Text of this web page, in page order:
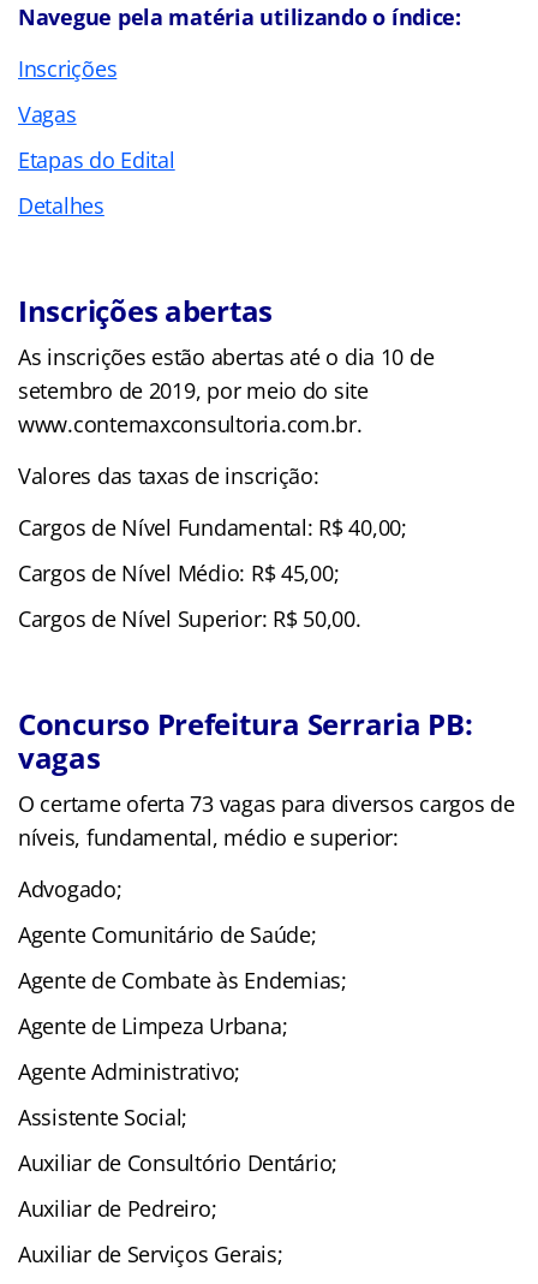
Navegue pela matéria utilizando o índice:
Inscrições
Vagas
Etapas do Edital
Detalhes
Inscrições abertas
As inscrições estão abertas até o dia 10 de
setembro de 2019, por meio do site
www.contemaxconsultoria.com.br.
Valores das taxas de inscrição:
Cargos de Nível Fundamental: R$ 40,00;
Cargos de Nível Médio: R$ 45,00;
Cargos de Nível Superior: R$ 50,00.
Concurso Prefeitura Serraria PB:
vagas
O certame oferta 73 vagas para diversos cargos de
níveis, fundamental, médio e superior:
Advogado;
Agente Comunitário de Saúde;
Agente de Combate às Endemias;
Agente de Limpeza Urbana;
Agente Administrativo;
Assistente Social;
Auxiliar de Consultório Dentário;
Auxiliar de Pedreiro;
Auxiliar de Serviços Gerais;